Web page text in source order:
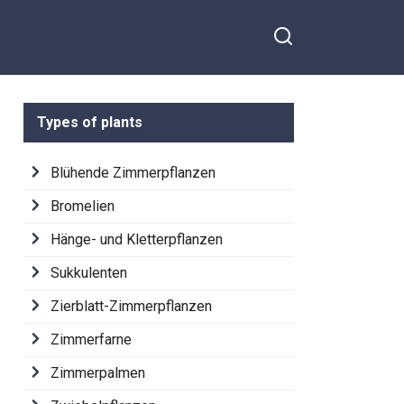
Types of plants
Blühende Zimmerpflanzen
Bromelien
Hänge- und Kletterpflanzen
Sukkulenten
Zierblatt-Zimmerpflanzen
Zimmerfarne
Zimmerpalmen